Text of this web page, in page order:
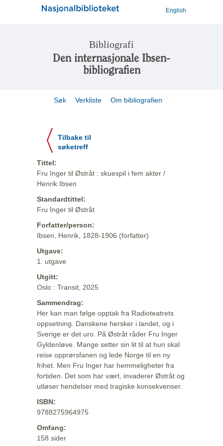
English
Bibliografi
Den internasjonale Ibsen-
bibliografien
Søk Verkliste Om bibliografien
Tilbake til
søketreff
Tittel:
Fru Inger til Østråt : skuespil i fem akter /
Henrik Ibsen
Standardtittel:
Fru Inger til Østråt
Forfatter/person:
Ibsen, Henrik, 1828-1906 (forfatter)
Utgave:
1. utgave
Utgitt:
Oslo : Transit, 2025
Sammendrag:
Her kan man følge opptak fra Radioteatrets
oppsetning. Danskene hersker i landet, og i
Sverige er det uro. På Østråt råder Fru Inger
Gyldenløve. Mange setter sin lit til at hun skal
reise opprørsfanen og lede Norge til en ny
frihet. Men Fru Inger har hemmeligheter fra
fortiden. Det som har vært, invaderer Østråt og
utløser hendelser med tragiske konsekvenser.
ISBN:
9788275964975
Omfang:
158 sider